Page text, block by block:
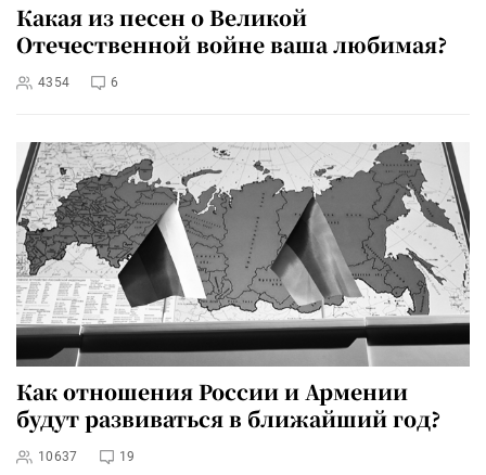
Какая из песен о Великой
Отечественной войне ваша любимая?
4354 6
Как отношения России и Армении
будут развиваться в ближайший год?
10637 19